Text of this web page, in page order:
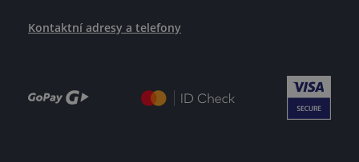
Kontaktní adresy a telefony